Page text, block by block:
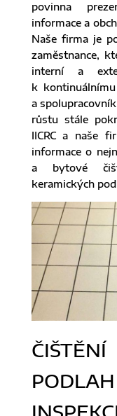
povinna
informace a
Naše firma je
zaměstnance,
interní a
k
a
růstu stále
IICRC a naše
informace o
a bytové
keramických